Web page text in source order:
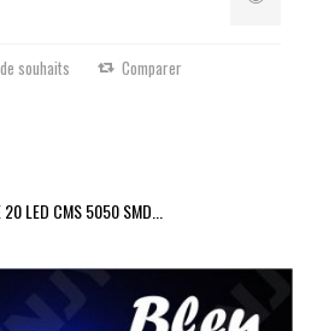
souhaits Comparer
20 LED CMS 5050 SMD...